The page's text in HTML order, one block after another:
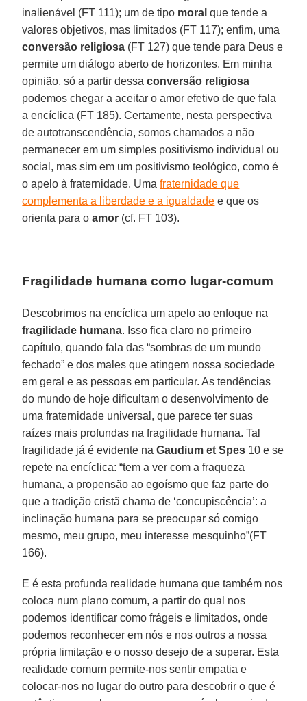
inalienável (FT 111); um de tipo moral que tende a
valores objetivos, mas limitados (FT 117); enfim, uma
conversão religiosa (FT 127) que tende para Deus e
permite um diálogo aberto de horizontes. Em minha
opinião, só a partir dessaconversão religiosa
podemos chegar a aceitar o amor efetivo de que fala
a encíclica (FT 185). Certamente, nesta perspectiva
de autotranscendência, somos chamados a não
permanecer em um simples positivismo individual ou
social, mas sim em um positivismo teológico, como é
o apelo à fraternidade. Umafraternidade que
complementa a liberdade e a igualdade e que os
orienta para oamor (cf. FT 103).
Fragilidade humana como lugar-comum
Descobrimos na encíclica um apelo ao enfoque na
fragilidade humana. Isso fica claro no primeiro
capítulo, quando fala das “sombras de um mundo
fechado” e dos males que atingem nossa sociedade
em geral e as pessoas em particular. As tendências
do mundo de hoje dificultam o desenvolvimento de
uma fraternidade universal, que parece ter suas
raízes mais profundas na fragilidade humana. Tal
fragilidade já é evidente naGaudium et Spes 10 e se
repete na encíclica: “tem a ver com a fraqueza
humana, a propensão ao egoísmo que faz parte do
que a tradição cristã chama de ‘concupiscência’: a
inclinação humana para se preocupar só comigo
mesmo, meu grupo, meu interesse mesquinho”(FT
166).
E é esta profunda realidade humana que também nos
coloca num plano comum, a partir do qual nos
podemos identificar como frágeis e limitados, onde
podemos reconhecer em nós e nos outros a nossa
própria limitação e o nosso desejo de a superar. Esta
realidade comum permite-nos sentir empatia e
colocar-nos no lugar do outro para descobrir o que é